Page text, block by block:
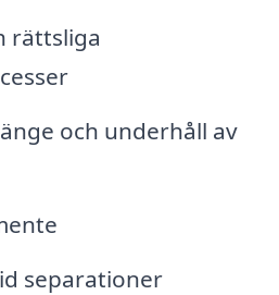
rättsliga
och underhåll av
separationer